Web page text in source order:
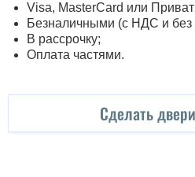
Visa, MasterСard или
Безналичными (с НДС и
В рассрочку;
Оплата частями.
Сделать